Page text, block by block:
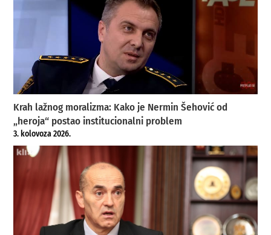
Krah lažnog moralizma: Kako je Nermin Šehović od
„heroja“ postao institucionalni problem
3. kolovoza 2026.